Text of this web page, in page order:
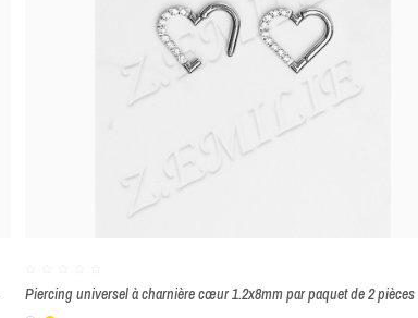
Piercing universel à charnière cœur 1.2x8mm par paquet de 2 pièces